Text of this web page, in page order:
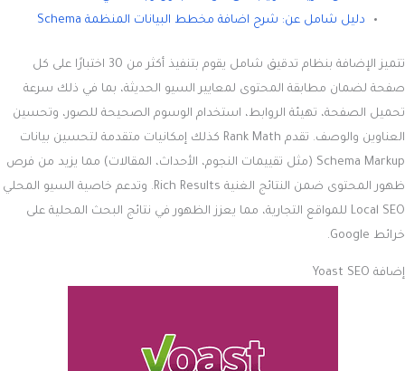
دليل شامل عن: شرح اضافة مخطط البيانات المنظمة Schema
تتميز الإضافة بنظام تدقيق شامل يقوم بتنفيذ أكثر من 30 اختبارًا على كل
صفحة لضمان مطابقة المحتوى لمعايير السيو الحديثة، بما في ذلك سرعة
تحميل الصفحة، تهيئة الروابط، استخدام الوسوم الصحيحة للصور، وتحسين
العناوين والوصف. تقدم Rank Math كذلك إمكانيات متقدمة لتحسين بيانات
Schema Markup (مثل تقييمات النجوم، الأحداث، المقالات) مما يزيد من فرص
ظهور المحتوى ضمن النتائج الغنية Rich Results. وتدعم خاصية السيو المحلي
Local SEO للمواقع التجارية، مما يعزز الظهور في نتائج البحث المحلية على
خرائط Google.
إضافة Yoast SEO